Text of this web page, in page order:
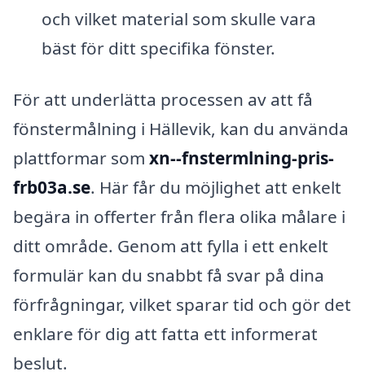
och vilket material som skulle vara
bäst för ditt specifika fönster.
För att underlätta processen av att få
fönstermålning i Hällevik, kan du använda
plattformar som xn--fnstermlning-pris-
frb03a.se. Här får du möjlighet att enkelt
begära in offerter från flera olika målare i
ditt område. Genom att fylla i ett enkelt
formulär kan du snabbt få svar på dina
förfrågningar, vilket sparar tid och gör det
enklare för dig att fatta ett informerat
beslut.